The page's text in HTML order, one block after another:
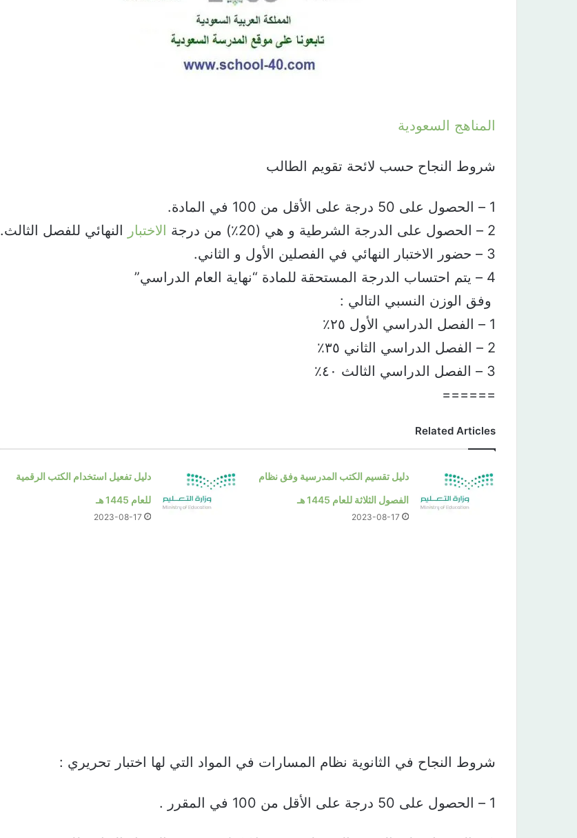
المناهج السعودية
شروط النجاح⁩ حسب لائحة تقويم الطالب
الاختبار النهائي للفصل الثالث.
4 – يتم احتساب الدرجة المستحقة للمادة “نهاية العام الدراسي”
‏ وفق الوزن النسبي التالي :
3 – الفصل الدراسي الثالث ٤٠٪
======
Related Articles
دليل تقسيم الكتب المدرسية وفق نظام
الفصول الثلاثة للعام 1445 هـ
2023-08-17
دليل تفعيل استخدام الكتب الرقمية
للعام 1445 هـ
2023-08-17
‏⁧شروط النجاح⁩ في الثانوية نظام المسارات في المواد التي لها اختبار تحريري :